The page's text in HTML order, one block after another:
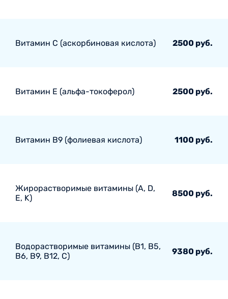
Витамин С (аскорбиновая кислота) 2500 руб.
Витамин Е (альфа-токоферол) 2500 руб.
Витамин В9 (фолиевая кислота) 1100 руб.
Жирорастворимые витамины (A, D,
E, K)
8500 руб.
Водорастворимые витамины (B1, B5,
B6, В9, В12, С)
9380 руб.